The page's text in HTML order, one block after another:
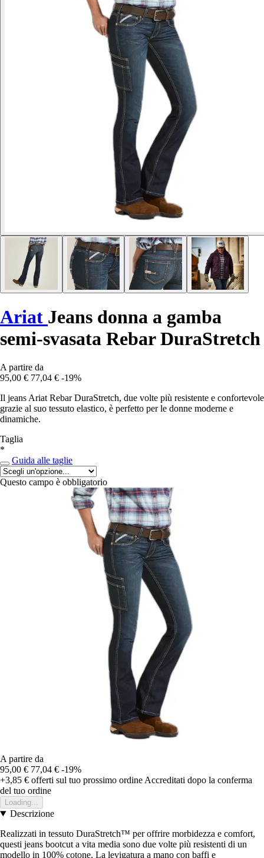
Ariat Jeans donna a gamba
semi-svasata Rebar DuraStretch
A partire da
95,00 € 77,04 € -19%
Il jeans Ariat Rebar DuraStretch, due volte più resistente e confortevole
grazie al suo tessuto elastico, è perfetto per le donne moderne e
dinamiche.
Taglia
*
Guida alle taglie
Questo campo è obbligatorio
A partire da
95,00 € 77,04 € -19%
+3,85 € offerti sul tuo prossimo ordine Accreditati dopo la conferma
del tuo ordine
Loading...
Descrizione
Realizzati in tessuto DuraStretch™ per offrire morbidezza e comfort,
questi jeans bootcut a vita media sono due volte più resistenti di un
modello in 100% cotone. La levigatura a mano con baffi e